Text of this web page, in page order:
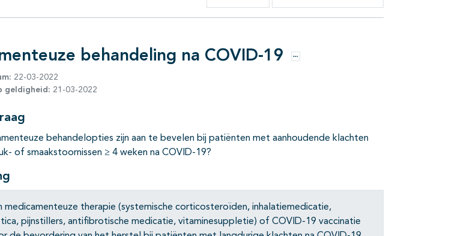
en dichtklappen
behandeling na COVID-19 Opties
22-03-2022
geldigheid: 21-03-2022
behandelopties zijn aan te bevelen bij patiënten met aanhoudende klachten
of smaakstoornissen ≥ 4 weken na COVID-19?
medicamenteuze therapie (systemische corticosteroïden, inhalatiemedicatie,
pijnstillers, antifibrotische medicatie, vitaminesuppletie) of COVID-19 vaccinatie